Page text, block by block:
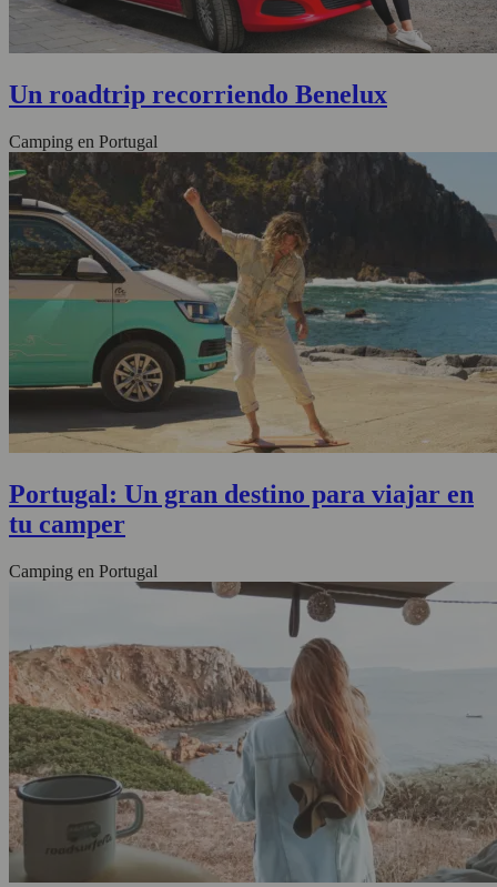
Un roadtrip recorriendo Benelux
Camping en Portugal
Portugal: Un gran destino para viajar en
tu camper
Camping en Portugal